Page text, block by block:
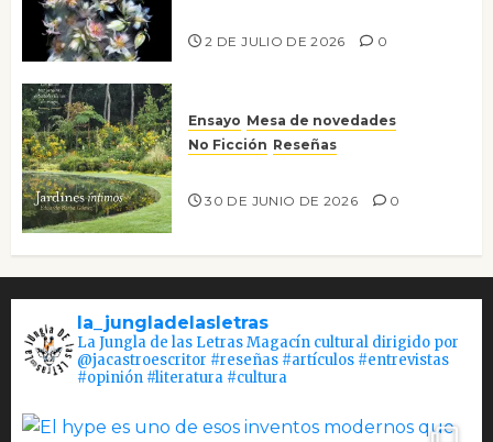
2 DE JULIO DE 2026 0
Ensayo Mesa de novedades
No Ficción Reseñas
30 DE JUNIO DE 2026 0
la_jungladelasletras
La Jungla de las Letras Magacín cultural dirigido por
@jacastroescritor #reseñas #artículos #entrevistas
#opinión #literatura #cultura